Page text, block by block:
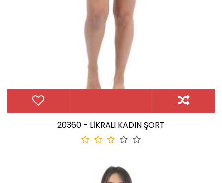
20360 - LİKRALI KADIN ŞORT